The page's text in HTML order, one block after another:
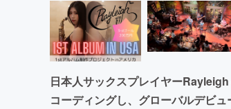
日本人サックスプレイヤー
コーディングし、グローバルデビ